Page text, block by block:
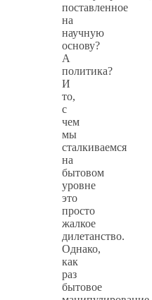
поставленное
на
научную
основу?
А
политика?
И
то,
с
чем
мы
сталкиваемся
на
бытовом
уровне
это
просто
жалкое
дилетанство.
Однако,
как
раз
бытовое